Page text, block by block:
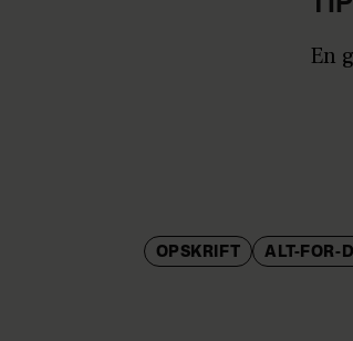
TIP
En
OPSKRIFT ALT-FOR-